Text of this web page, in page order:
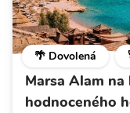
🌴 Dovolená
Marsa Alam
hodnoceného